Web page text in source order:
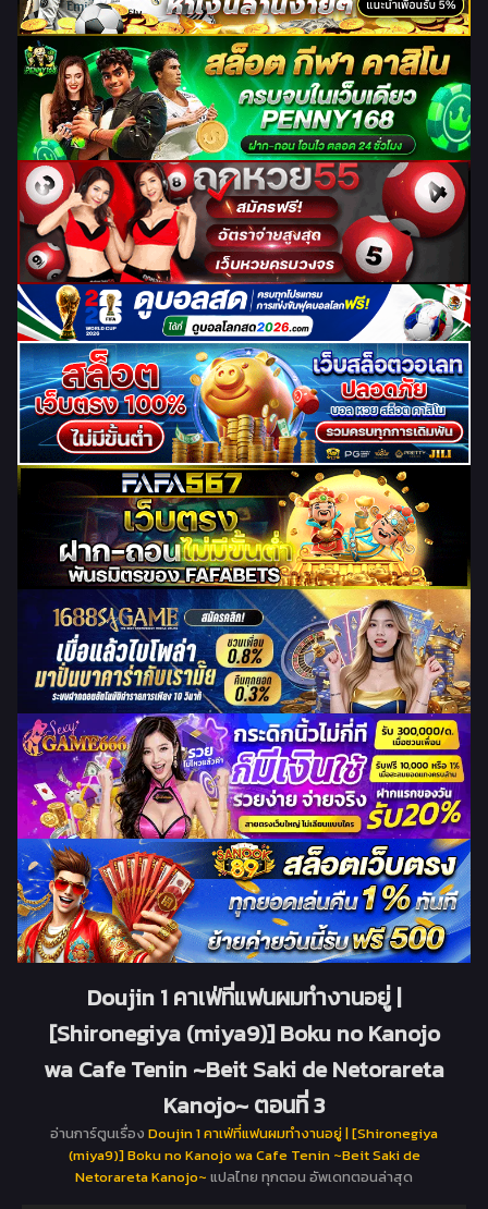
Doujin 1 คาเฟ่ที่แฟนผมทำงานอยู่ |
[Shironegiya (miya9)] Boku no Kanojo
wa Cafe Tenin ~Beit Saki de Netorareta
Kanojo~ ตอนที่ 3
อ่านการ์ตูนเรื่อง Doujin 1 คาเฟ่ที่แฟนผมทำงานอยู่ | [Shironegiya
(miya9)] Boku no Kanojo wa Cafe Tenin ~Beit Saki de
Netorareta Kanojo~ แปลไทย ทุกตอน อัพเดทตอนล่าสุด